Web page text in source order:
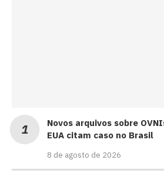
Novos arquivos sobre
EUA citam caso no Brasil
8 de agosto de 2026